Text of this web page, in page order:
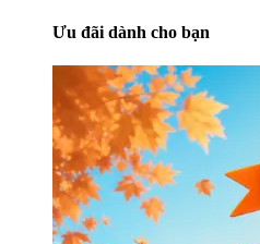
Ưu đãi dành cho bạn